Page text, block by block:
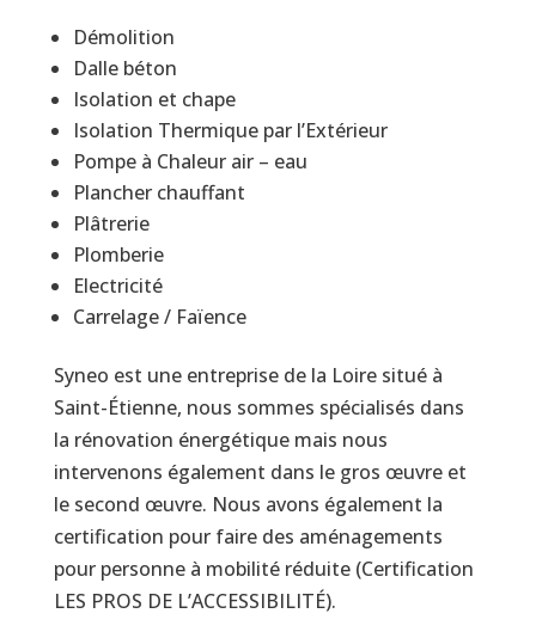
Démolition
Dalle béton
Isolation et chape
Isolation Thermique par l’Extérieur
Pompe à Chaleur air – eau
Plancher chauffant
Plâtrerie
Plomberie
Electricité
Carrelage / Faïence
Syneo est une entreprise de la Loire situé à
Saint-Étienne, nous sommes spécialisés dans
la rénovation énergétique mais nous
intervenons également dans le gros œuvre et
le second œuvre. Nous avons également la
certification pour faire des aménagements
pour personne à mobilité réduite (Certification
LES PROS DE L’ACCESSIBILITÉ).